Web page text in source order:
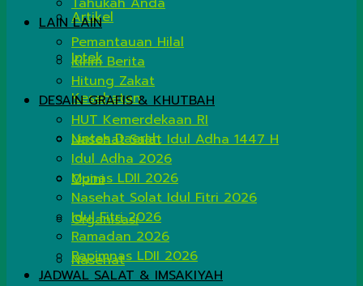
Artikel
Iptek
Kesehatan
Lintas Daerah
Opini
Organisasi
Nasehat
LAIN LAIN
Pemantauan Hilal
Kirim Berita
Hitung Zakat
DESAIN GRAFIS & KHUTBAH
HUT Kemerdekaan RI
Nasehat Salat Idul Adha 1447 H
Idul Adha 2026
Munas LDII 2026
Nasehat Solat Idul Fitri 2026
Idul Fitri 2026
Ramadan 2026
Rapimnas LDII 2026
JADWAL SALAT & IMSAKIYAH